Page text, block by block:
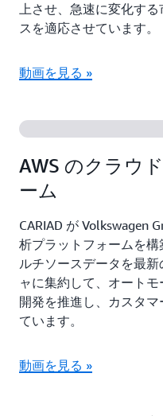
上させ、急速に変化す
スを適応させています。
動画を見る »
AWS のクラウ
ーム
CARIAD が Volkswagen
析プラットフォームを
ルチソースデータを最
ャに集約して、オート
開発を推進し、カスタ
ています。
動画を見る »